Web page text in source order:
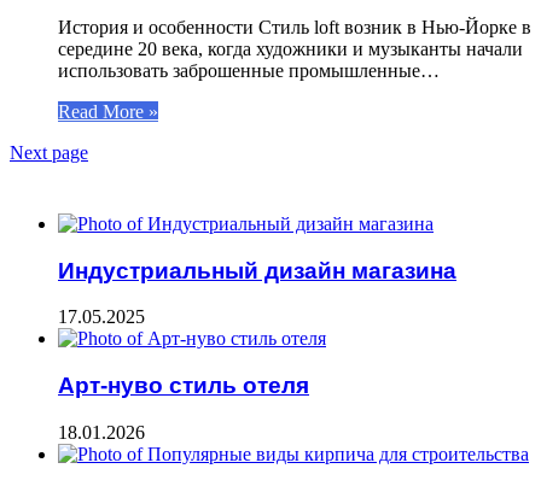
История и особенности Стиль loft возник в Нью-Йорке в
середине 20 века, когда художники и музыканты начали
использовать заброшенные промышленные…
Read More »
Next page
Индустриальный дизайн магазина
17.05.2025
Арт-нуво стиль отеля
18.01.2026